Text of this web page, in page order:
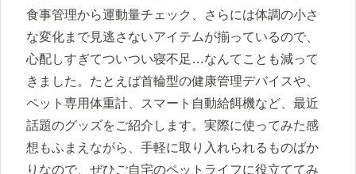
食事管理から運動量チェック、さらには体調の小さ
な変化まで見逃さないアイテムが揃っているので、
心配しすぎてついつい寝不足…なんてことも減って
きました。たとえば首輪型の健康管理デバイスや、
ペット専用体重計、スマート自動給餌機など、最近
話題のグッズをご紹介します。実際に使ってみた感
想もふまえながら、手軽に取り入れられるものばか
りなので、ぜひご自宅のペットライフに役立ててみ